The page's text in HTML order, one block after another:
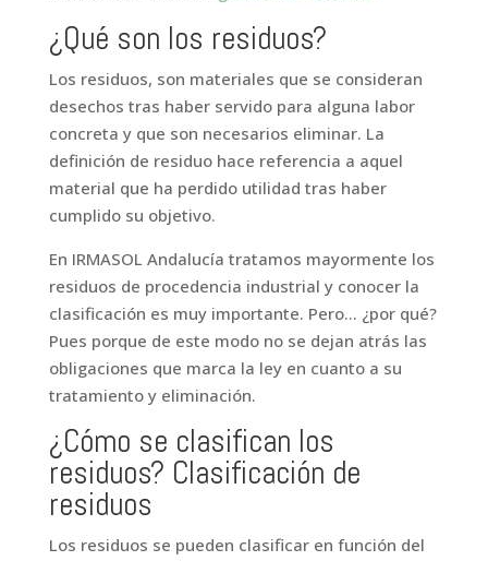
¿Qué son los residuos?
Los residuos, son materiales que se consideran
desechos tras haber servido para alguna labor
concreta y que son necesarios eliminar. La
definición de residuo hace referencia a aquel
material que ha perdido utilidad tras haber
cumplido su objetivo.
En IRMASOL Andalucía tratamos mayormente los
residuos de procedencia industrial y conocer la
clasificación es muy importante. Pero… ¿por qué?
Pues porque de este modo no se dejan atrás las
obligaciones que marca la ley en cuanto a su
tratamiento y eliminación.
¿Cómo se clasifican los
residuos? Clasificación de
residuos
Los residuos se pueden clasificar en función del